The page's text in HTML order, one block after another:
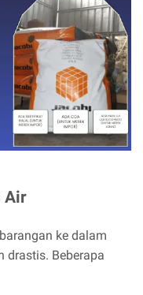
Air
ke dalam
drastis. Beberapa